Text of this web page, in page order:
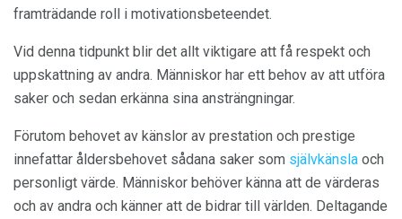
framträdande roll i motivationsbeteendet.
Vid denna tidpunkt blir det allt viktigare att få respekt och
uppskattning av andra. Människor har ett behov av att utföra
saker och sedan erkänna sina ansträngningar.
Förutom behovet av känslor av prestation och prestige
innefattar åldersbehovet sådana saker som självkänsla och
personligt värde. Människor behöver känna att de värderas
och av andra och känner att de bidrar till världen. Deltagande